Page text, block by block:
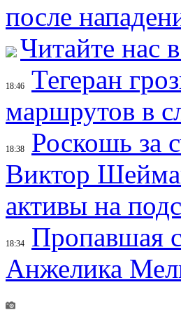
после
Читайте нас
18:46
Тегеран
маршрутов в
18:38
Роскошь за
Виктор
активы на
18:34
Пропавшая
Анжелика